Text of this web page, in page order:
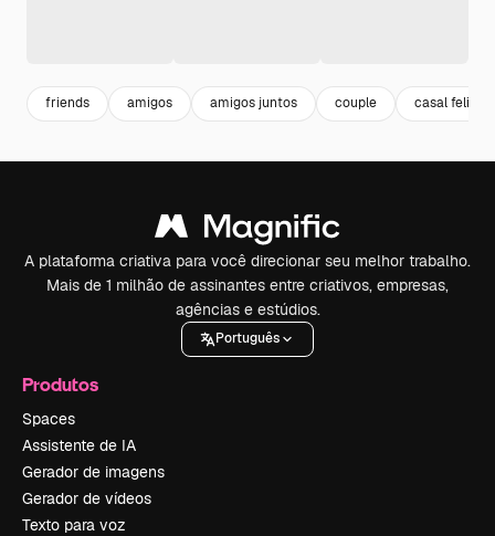
friends amigos amigos juntos couple casal feliz
A plataforma criativa para você direcionar seu melhor trabalho.
Mais de 1 milhão de assinantes entre criativos, empresas,
agências e estúdios.
Português
Produtos
Spaces
Assistente de IA
Gerador de imagens
Gerador de vídeos
Texto para voz